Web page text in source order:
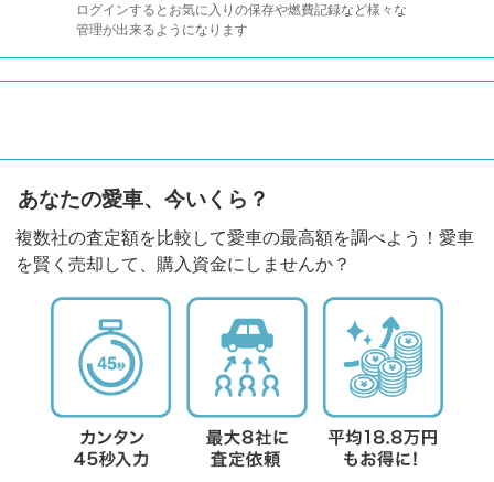
ログインするとお気に入りの保存や燃費記録など様々な
管理が出来るようになります
あなたの愛車、今いくら？
複数社の査定額を比較して愛車の最高額を調べよう！愛車
を賢く売却して、購入資金にしませんか？